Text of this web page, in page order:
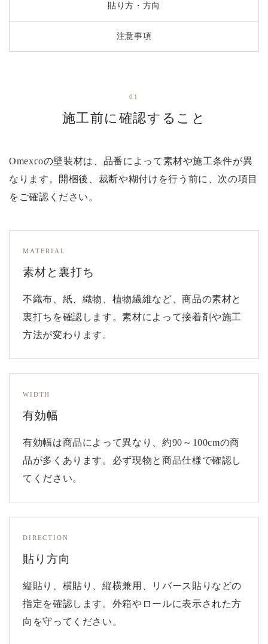
貼り方・方向
注意事項
01
施工前に確認すること
Omexcoの壁装材は、品番によって素材や施工条件が異
なります。開梱後、裁断や糊付けを行う前に、次の項目
をご確認ください。
MATERIAL
素材と裏打ち
不織布、紙、織物、植物繊維など、商品の素材と
裏打ちを確認します。素材によって接着剤や施工
方法が変わります。
WIDTH
有効幅
有効幅は商品によって異なり、約90～100cmの商
品が多くあります。必ず現物と商品仕様で確認し
てください。
DIRECTION
貼り方向
縦貼り、横貼り、縦横兼用、リバース貼りなどの
指定を確認します。外箱やロールに表示された方
向を守ってください。